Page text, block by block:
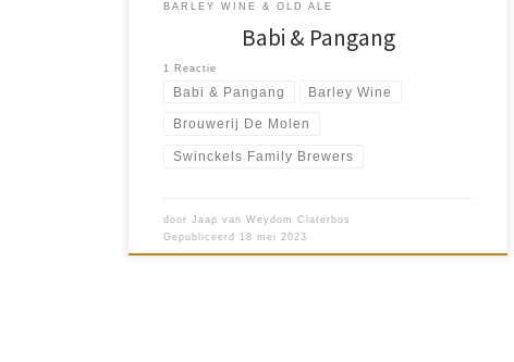
BARLEY WINE & OLD ALE
Babi & Pangang
1 Reactie
Babi & Pangang Barley Wine
Brouwerij De Molen
Swinckels Family Brewers
doorJaap van Weydom Claterbos
Gepubliceerd 18 mei 2023